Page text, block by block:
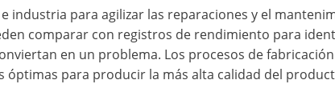
industria para agilizar las reparaciones y el
comparar con registros de rendimiento para
en un problema. Los procesos de
óptimas para producir la más alta calidad del